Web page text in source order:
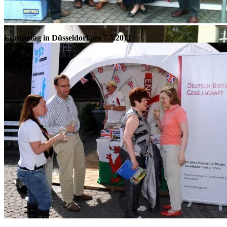
“Diamond Jubilee” von Queen Elizabeth II.
Europatag in Düsseldorf am 7.5.2011